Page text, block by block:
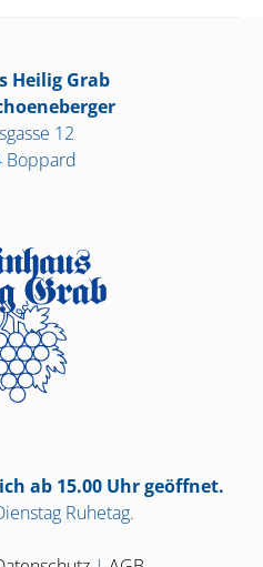
Heilig Grab
12
Boppard
ab 15.00 Uhr geöffnet.
Ruhetag.